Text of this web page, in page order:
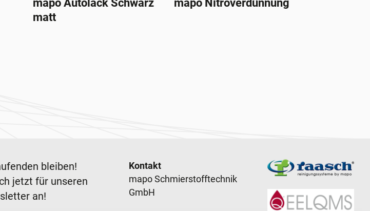
mapo Autolack Schwarz
matt
mapo Nitroverdünnung
bleiben!
jetzt für unseren
an!
Footer content
Kontakt
mapo Schmierstofftechnik
GmbH